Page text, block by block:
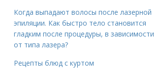
Когда выпадают волосы после лазерной
эпиляции. Как быстро тело становится
гладким после процедуры, в зависимости
от типа лазера?
Рецепты блюд с куртом